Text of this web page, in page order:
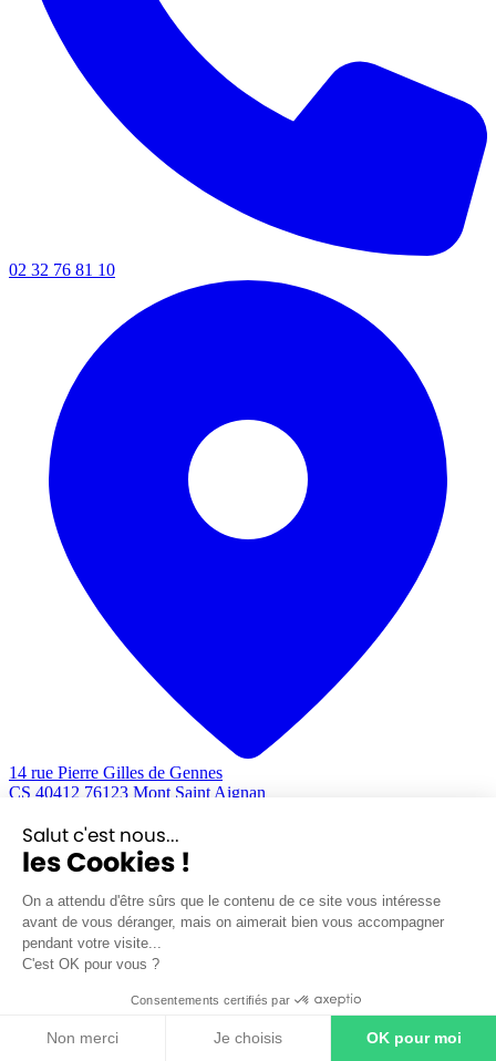
02 32 76 81 10
14 rue Pierre Gilles de Gennes
CS 40412 76123 Mont Saint Aignan
Salut c'est nous...
les Cookies !
On a attendu d'être sûrs que le contenu de ce site vous intéresse
avant de vous déranger, mais on aimerait bien vous accompagner
pendant votre visite...
C'est OK pour vous ?
Consentements certifiés par
Non merci Je choisis OK pour moi